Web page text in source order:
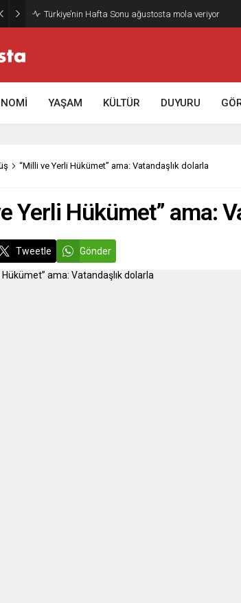
Gazze’nin geleceği: Teknokratik kontrol mü,
YAŞAM KÜLTÜR DUYURU
“Milli ve Yerli Hükümet” ama: Vatandaşlık dolarla
Yerli Hükümet” ama:
Tweetle Gönder